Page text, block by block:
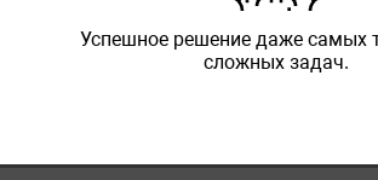
Успешное решение даже самых
сложных задач.